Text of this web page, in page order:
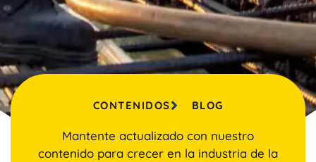
CONTENIDOS BLOG
Mantente actualizado con nuestro
contenido para crecer en la industria de la